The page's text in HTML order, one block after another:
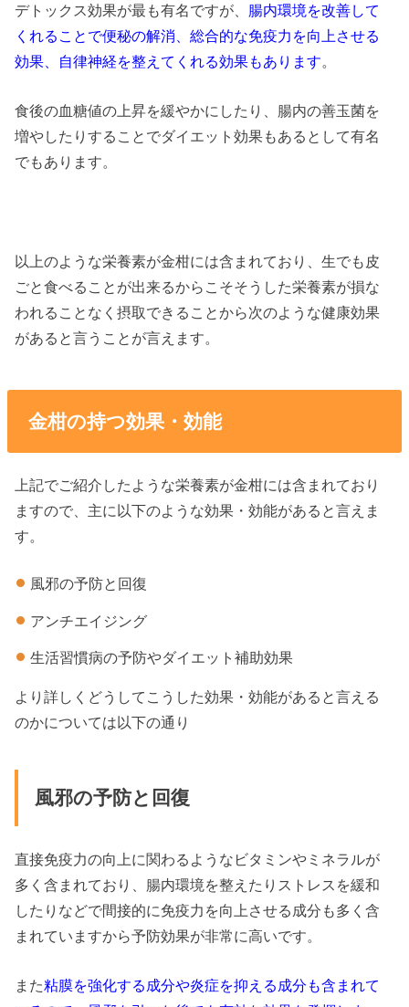
デトックス効果が最も有名ですが、 腸内環境を改善して
くれることで便秘の解消、総合的な免疫力を向上させる
効果、自律神経を整えてくれる効果もあります。
食後の血糖値の上昇を緩やかにしたり、腸内の善玉菌を
増やしたりすることでダイエット効果もあるとして有名
でもあります。
以上のような栄養素が金柑には含まれており、生でも皮
ごと食べることが出来るからこそそうした栄養素が損な
われることなく摂取できることから次のような健康効果
があると言うことが言えます。
金柑の持つ効果・効能
上記でご紹介したような栄養素が金柑には含まれており
ますので、主に以下のような効果・効能があると言えま
す。
風邪の予防と回復
アンチエイジング
生活習慣病の予防やダイエット補助効果
より詳しくどうしてこうした効果・効能があると言える
のかについては以下の通り
風邪の予防と回復
直接免疫力の向上に関わるようなビタミンやミネラルが
多く含まれており、腸内環境を整えたりストレスを緩和
したりなどで間接的に免疫力を向上させる成分も多く含
まれていますから予防効果が非常に高いです。
また粘膜を強化する成分や炎症を抑える成分も含まれて